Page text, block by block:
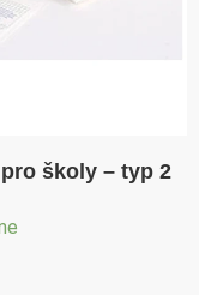
školy – typ 2